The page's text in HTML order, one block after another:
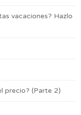
vacaciones? Hazlo
precio? (Parte 2)